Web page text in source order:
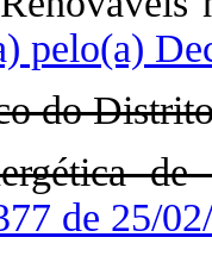
pelo(a)
do
de 25/